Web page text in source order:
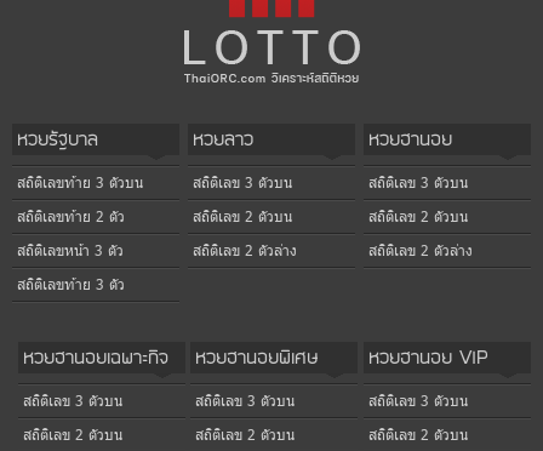
หวยรัฐบาล
สถิติเลขท้าย 3 ตัวบน
สถิติเลขท้าย 2 ตัว
สถิติเลขหน้า 3 ตัว
สถิติเลขท้าย 3 ตัว
หวยลาว
สถิติเลข 3 ตัวบน
สถิติเลข 2 ตัวบน
สถิติเลข 2 ตัวล่าง
หวยฮานอย
สถิติเลข 3 ตัวบน
สถิติเลข 2 ตัวบน
สถิติเลข 2 ตัวล่าง
หวยฮานอยเฉพาะกิจ
สถิติเลข 3 ตัวบน
สถิติเลข 2 ตัวบน
หวยฮานอยพิเศษ
สถิติเลข 3 ตัวบน
สถิติเลข 2 ตัวบน
หวยฮานอย VIP
สถิติเลข 3 ตัวบน
สถิติเลข 2 ตัวบน